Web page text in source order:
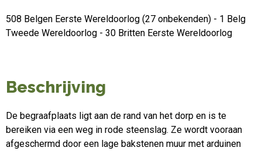
508 Belgen Eerste Wereldoorlog (27 onbekenden) - 1 Belg
Tweede Wereldoorlog - 30 Britten Eerste Wereldoorlog
Beschrijving
De begraafplaats ligt aan de rand van het dorp en is te
bereiken via een weg in rode steenslag. Ze wordt vooraan
afgeschermd door een lage bakstenen muur met arduinen